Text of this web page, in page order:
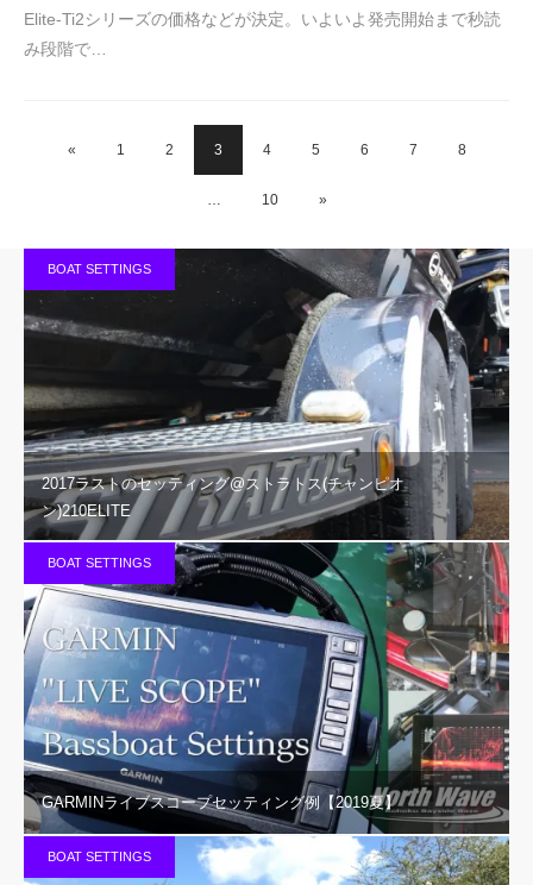
Elite-Ti2シリーズの価格などが決定。いよいよ発売開始まで秒読
み段階で…
« 1 2 3 4 5 6 7 8
… 10 »
BOAT SETTINGS
2017ラストのセッティング@ストラトス(チャンピオ
ン)210ELITE
BOAT SETTINGS
GARMINライブスコープセッティング例【2019夏】
BOAT SETTINGS